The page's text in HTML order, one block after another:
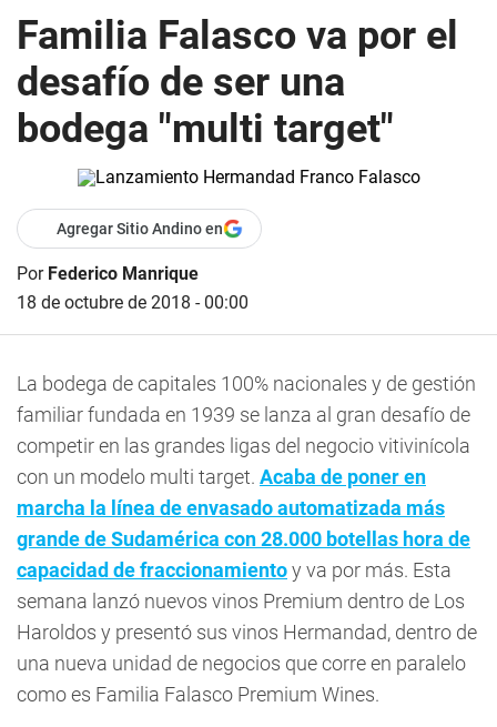
Familia Falasco va por el
desafío de ser una
bodega "multi target"
Agregar Sitio Andino en
Por Federico Manrique
18 de octubre de 2018 - 00:00
La bodega de capitales 100% nacionales y de gestión
familiar fundada en 1939 se lanza al gran desafío de
competir en las grandes ligas del negocio vitivinícola
con un modelo multi target. Acaba de poner en
marcha la línea de envasado automatizada más
grande de Sudamérica con 28.000 botellas hora de
capacidad de fraccionamientoy va por más. Esta
semana lanzó nuevos vinos Premium dentro de Los
Haroldos y presentó sus vinos Hermandad, dentro de
una nueva unidad de negocios que corre en paralelo
como es Familia Falasco Premium Wines.